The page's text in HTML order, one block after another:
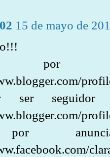
15 de mayo de
ser seguidor